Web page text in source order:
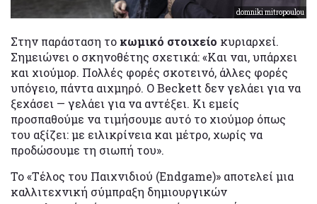
domniki mitropoulou
Στην παράσταση το κωμικό στοιχείο κυριαρχεί.
Σημειώνει ο σκηνοθέτης σχετικά: «Και ναι, υπάρχει
και χιούμορ. Πολλές φορές σκοτεινό, άλλες φορές
υπόγειο, πάντα αιχμηρό. Ο Beckett δεν γελάει για να
ξεχάσει — γελάει για να αντέξει. Κι εμείς
προσπαθούμε να τιμήσουμε αυτό το χιούμορ όπως
του αξίζει: με ειλικρίνεια και μέτρο, χωρίς να
προδώσουμε τη σιωπή του».
Το «Τέλος του Παιχνιδιού (Endgame)» αποτελεί μια
καλλιτεχνική σύμπραξη δημιουργικών